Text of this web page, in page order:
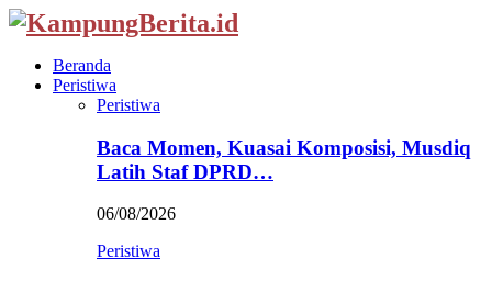
Beranda
Peristiwa
Peristiwa
Baca Momen, Kuasai Komposisi, Musdiq
Latih Staf DPRD…
06/08/2026
Peristiwa